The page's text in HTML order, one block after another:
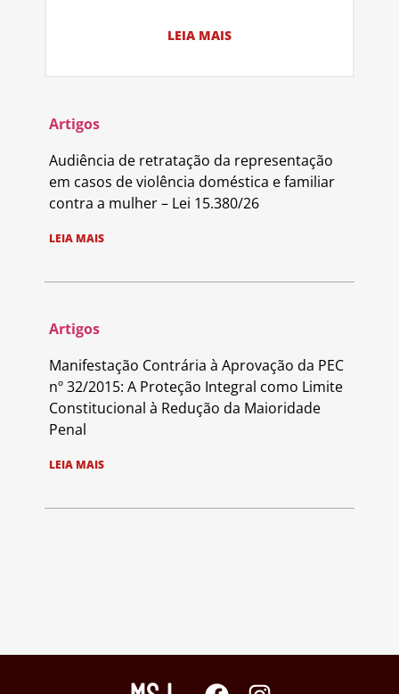
LEIA MAIS
Artigos
Audiência de retratação da representação
em casos de violência doméstica e familiar
contra a mulher – Lei 15.380/26
LEIA MAIS
Artigos
Manifestação Contrária à Aprovação da PEC
nº 32/2015: A Proteção Integral como Limite
Constitucional à Redução da Maioridade
Penal
LEIA MAIS